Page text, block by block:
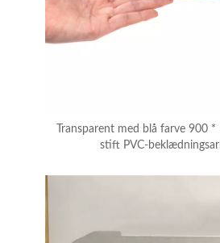
Transparent med blå farve 900
stift PVC-